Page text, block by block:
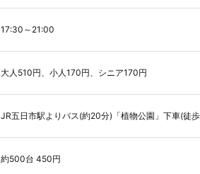
17:30～21:00
大人510円、小人170円、シニア170円
JR五日市駅よりバス(約20分)「植物公園」下車(徒
約500台 450円